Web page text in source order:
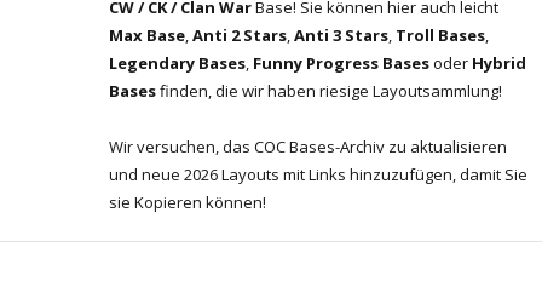
CW / CK / Clan WarBase! Sie können hier auch leicht
Max Base Anti 2 Stars Anti 3 Stars Troll Bases
Legendary Bases Funny Progress Basesoder Hybrid
Basesfinden, die wir haben riesige Layoutsammlung!
Wir versuchen, das COC Bases-Archiv zu aktualisieren
und neue 2026 Layouts mit Links hinzuzufügen, damit Sie
sie Kopieren können!